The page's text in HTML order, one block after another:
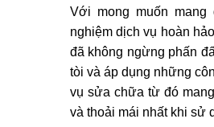
Với mong muốn mang
nghiệm dịch vụ hoàn
đã không ngừng phấn
tòi và áp dụng những
vụ sửa chữa từ đó
và thoải mái nhất khi sử